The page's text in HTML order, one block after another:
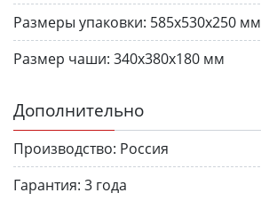
Размеры упаковки: 585х530х250 мм
Размер чаши: 340х380х180 мм
Дополнительно
Производство: Россия
Гарантия: 3 года